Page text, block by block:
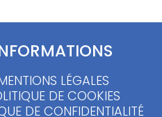
LÉGALES
DE COOKIES
DE CONFIDENTIALITÉ